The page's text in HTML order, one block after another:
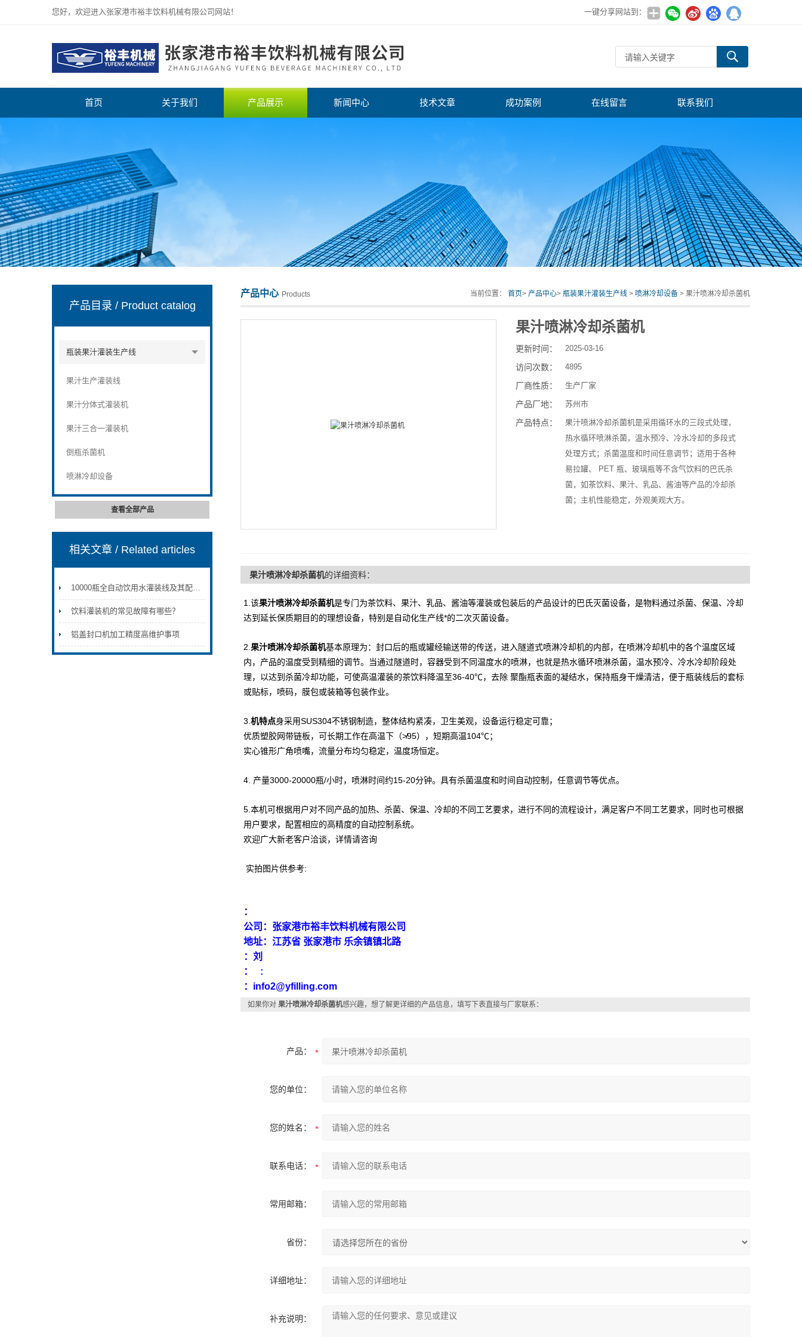
您好，欢迎进入张家港市裕丰饮料机械有限公司网站！ 一键分享网站到：
首页 关于我们 产品展示 新闻中心 技术文章 成功案例 在线留言 联系我们
产品目录 / Product catalog
瓶装果汁灌装生产线
果汁生产灌装线
果汁分体式灌装机
果汁三合一灌装机
倒瓶杀菌机
喷淋冷却设备
查看全部产品
相关文章/ Related articles
10000瓶全自动饮用水灌装线及其配套设备
饮料灌装机的常见故障有哪些？
铝盖封口机加工精度高维护事项
产品中心 Products 当前位置： 首页> 产品中心> 瓶装果汁灌装生产线 > 喷淋冷却设备 > 果汁喷淋冷却杀菌机
果汁喷淋冷却杀菌机
更新时间： 2025-03-16
访问次数： 4895
厂商性质： 生产厂家
产品厂地： 苏州市
产品特点：
果汁喷淋冷却杀菌机是采用循环水的三段式处理，
热水循环喷淋杀菌，温水预冷、冷水冷却的多段式
处理方式；杀菌温度和时间任意调节；适用于各种
易拉罐、 PET 瓶、玻璃瓶等不含气饮料的巴氏杀
菌，如茶饮料、果汁、乳品、酱油等产品的冷却杀
菌；主机性能稳定，外观美观大方。
果汁喷淋冷却杀菌机的详细资料：
1.该果汁喷淋冷却杀菌机是专门为茶饮料、果汁、乳品、酱油等灌装或包装后的产品设计的巴氏灭菌设备，是物料通过杀菌、保温、冷却
达到延长保质期目的的理想设备，特别是自动化生产线*的二次灭菌设备。
2. 果汁喷淋冷却杀菌机基本原理为：封口后的瓶或罐经输送带的传送，进入隧道式喷淋冷却机的内部，在喷淋冷却机中的各个温度区域
内，产品的温度受到精细的调节。当通过隧道时，容器受到不同温度水的喷淋，也就是热水循环喷淋杀菌，温水预冷、冷水冷却阶段处
理，以达到杀菌冷却功能， 可使高温灌装的茶饮料降温至36-40℃，去除 聚酯瓶表面的凝结水，保持瓶身干燥清洁，便于瓶装线后的套标
或贴标，喷码，膜包或装箱等包装作业。
3. 机特点身采用SUS304不锈钢制造，整体结构紧凑，卫生美观，设备运行稳定可靠；
优质塑胶网带链板，可长期工作在高温下（≯95），短期高温104℃；
实心锥形广角喷嘴，流量分布均匀稳定，温度场恒定。
4. 产量3000-20000瓶/小时，喷淋时间约15-20分钟。具有杀菌温度和时间 自动控制， 任意调节等优点。
5.本机可根据用户对不同产品的加热、杀菌、保温、冷却的不同工艺要求，进行不同的流程设计，满足客户不同工艺要求，同时也可根据
用户要求，配置相应的高精度的自动控制系统。
欢迎广大新老客户洽谈，详情请咨询
实拍图片供参考:
：
公司：张家港市裕丰饮料机械有限公司
地址：江苏省 张家港市 乐余镇镇北路
：刘
： :
：info2@yfilling.com
如果你对 果汁喷淋冷却杀菌机感兴趣，想了解更详细的产品信息，填写下表直接与厂家联系：
产品：
您的单位：
您的姓名：
联系电话：
常用邮箱：
省份：
详细地址：
补充说明：